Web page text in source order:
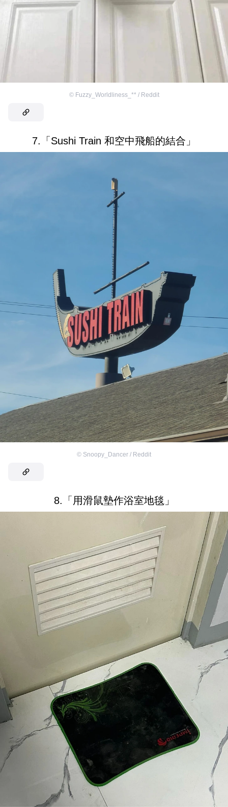
© Fuzzy_Worldliness_** / Reddit
7.「Sushi Train 和空中飛船的結合」
© Snoopy_Dancer / Reddit
8.「用滑鼠墊作浴室地毯」